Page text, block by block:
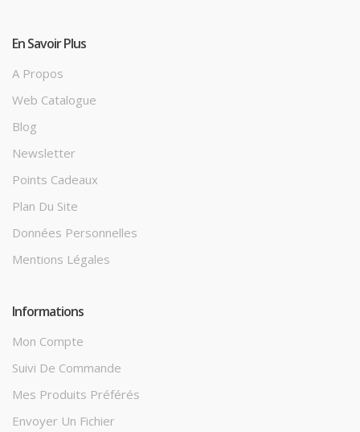
En Savoir Plus
A Propos
Web Catalogue
Blog
Newsletter
Points Cadeaux
Plan Du Site
Données Personnelles
Mentions Légales
Informations
Mon Compte
Suivi De Commande
Mes Produits Préférés
Envoyer Un Fichier